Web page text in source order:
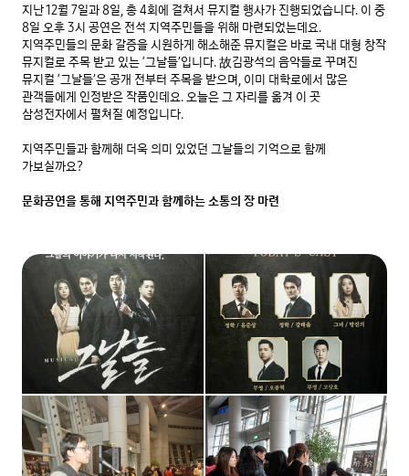
지난 12월 7일과 8일, 총 4회에 걸쳐서 뮤지컬 행사가 진행되었습니다. 이 중
8일 오후 3시 공연은 전석 지역주민들을 위해 마련되었는데요.
지역주민들의 문화 갈증을 시원하게 해소해준 뮤지컬은 바로 국내 대형 창작
뮤지컬로 주목 받고 있는 ‘그날들’입니다. 故김광석의 음악들로 꾸며진
뮤지컬 ‘그날들’은 공개 전부터 주목을 받으며, 이미 대학로에서 많은
관객들에게 인정받은 작품인데요. 오늘은 그 자리를 옮겨 이 곳
삼성전자에서 펼쳐질 예정입니다.
지역주민들과 함께해 더욱 의미 있었던 그날들의 기억으로 함께
가보실까요?
문화공연을 통해 지역주민과 함께하는 소통의 장 마련